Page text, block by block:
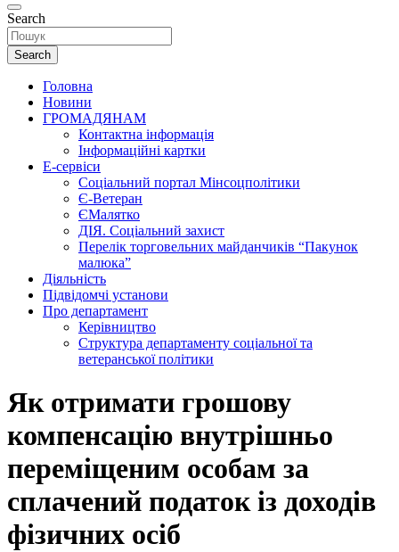
Search
Search
Головна
Новини
ГРОМАДЯНАМ
Контактна інформація
Інформаційні картки
Е-сервіси
Соціальний портал Мінсоцполітики
Є-Ветеран
ЄМалятко
ДІЯ. Соціальний захист
Перелік торговельних майданчиків “Пакунок
малюка”
Діяльність
Підвідомчі установи
Про департамент
Керівництво
Структура департаменту соціальної та
ветеранської політики
Як отримати грошову
компенсацію внутрішньо
переміщеним особам за
сплачений податок із доходів
фізичних осіб